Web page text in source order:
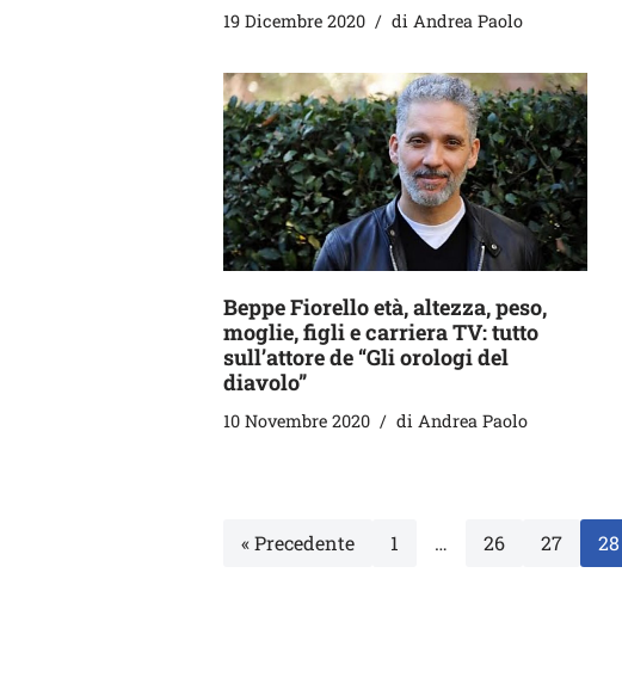
19 Dicembre 2020 di Andrea Paolo
Beppe Fiorello età, altezza, peso,
moglie, figli e carriera TV: tutto
sull’attore de “Gli orologi del
diavolo”
10 Novembre 2020 di Andrea Paolo
« Precedente 1 … 26 27 28